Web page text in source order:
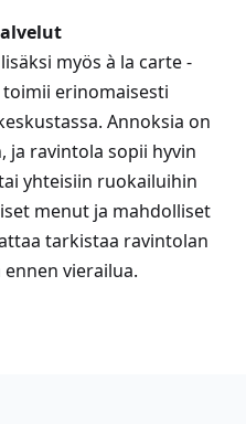
myös à la carte -
erinomaisesti
Annoksia on
ja ravintola sopii hyvin
yhteisiin ruokailuihin
menut ja mahdolliset
tarkistaa ravintolan
vierailua.